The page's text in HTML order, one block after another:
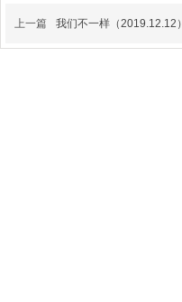
上一篇 我们不一样（2019.12.12）